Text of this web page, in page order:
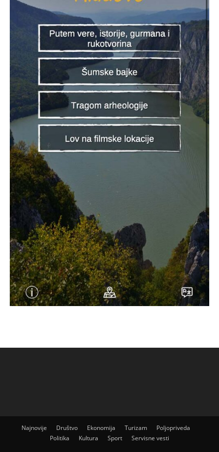
Najnovije Društvo Ekonomija Turizam
Poljopriveda
Politika
Kultura Sport Servisne vesti